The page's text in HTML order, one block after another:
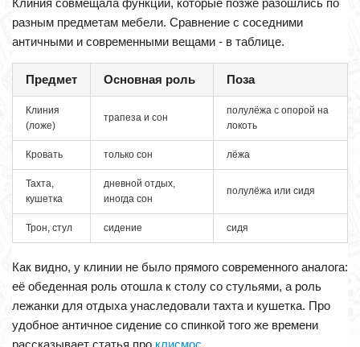
разным предметам мебели. Сравнение с соседними
античными и современными вещами - в таблице.
Предмет Основная роль Поза
Клиния
(ложе)
трапеза и сон
полулёжа с опорой на
локоть
Кровать только сон лёжа
Тахта,
кушетка
дневной отдых,
иногда сон
полулёжа или сидя
Трон, стул сидение сидя
Как видно, у клинии не было прямого современного аналога:
её обеденная роль отошла к столу со стульями, а роль
лежанки для отдыха унаследовали тахта и кушетка. Про
удобное античное сидение со спинкой того же времени
рассказывает статья про клисмос.